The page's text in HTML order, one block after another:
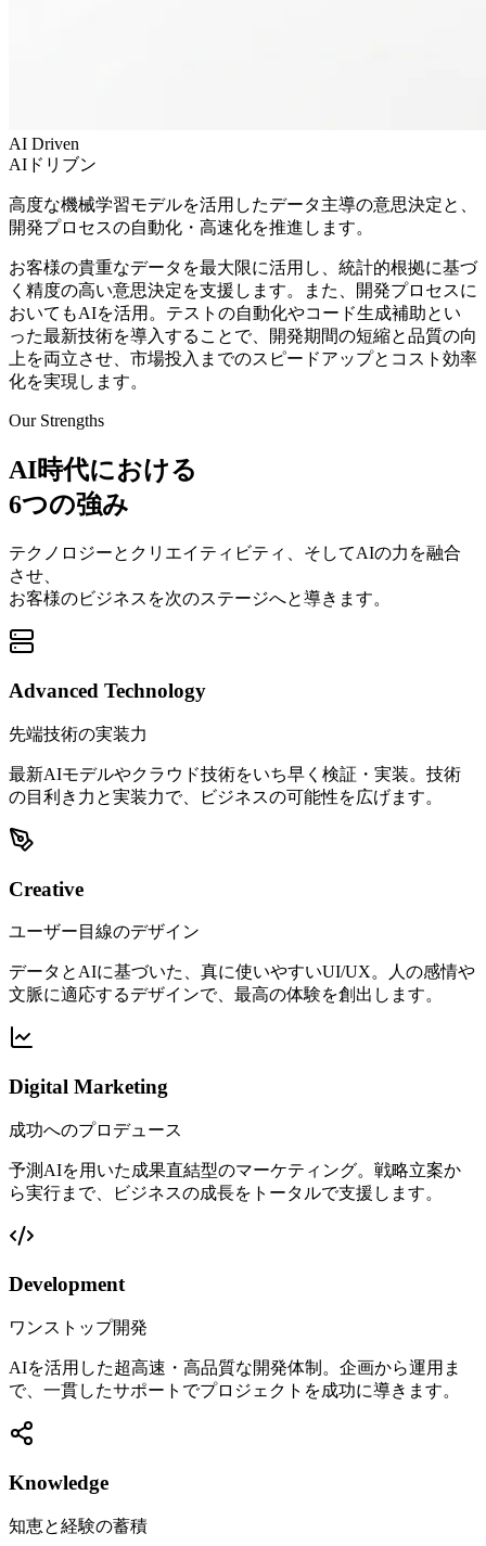
AI Driven
AIドリブン
高度な機械学習モデルを活用したデータ主導の意思決定と、
開発プロセスの自動化・高速化を推進します。
お客様の貴重なデータを最大限に活用し、統計的根拠に基づ
く精度の高い意思決定を支援します。また、開発プロセスに
おいてもAIを活用。テストの自動化やコード生成補助とい
った最新技術を導入することで、開発期間の短縮と品質の向
上を両立させ、市場投入までのスピードアップとコスト効率
化を実現します。
Our Strengths
AI時代における
6つの強み
テクノロジーとクリエイティビティ、そしてAIの力を融合
させ、
お客様のビジネスを次のステージへと導きます。
Advanced Technology
先端技術の実装力
最新AIモデルやクラウド技術をいち早く検証・実装。技術
の目利き力と実装力で、ビジネスの可能性を広げます。
Creative
ユーザー目線のデザイン
データとAIに基づいた、真に使いやすいUI/UX。人の感情や
文脈に適応するデザインで、最高の体験を創出します。
Digital Marketing
成功へのプロデュース
予測AIを用いた成果直結型のマーケティング。戦略立案か
ら実行まで、ビジネスの成長をトータルで支援します。
Development
ワンストップ開発
AIを活用した超高速・高品質な開発体制。企画から運用ま
で、一貫したサポートでプロジェクトを成功に導きます。
Knowledge
知恵と経験の蓄積